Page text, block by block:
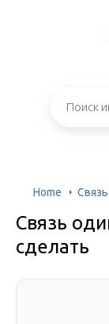
Home
Связь
сделать